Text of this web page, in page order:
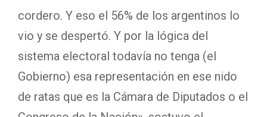
cordero. Y eso el 56% de los argentinos lo
vio y se despertó. Y por la lógica del
sistema electoral todavía no tenga (el
Gobierno) esa representación en ese nido
de ratas que es la Cámara de Diputados o el